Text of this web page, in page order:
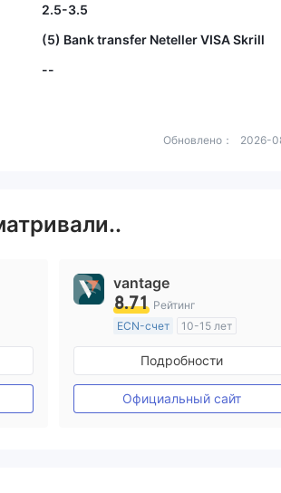
2.5-3.5
(5) Bank transfer Neteller VISA Skrill
--
Обновлено： 2026-
vantage
8.71 Рейтинг
ECN-счет
10-15 лет
Регулирование в Австралия
Маркет-Мейкинг (MM)
Основной стандарт MT4
Подробности
Официальный сайт